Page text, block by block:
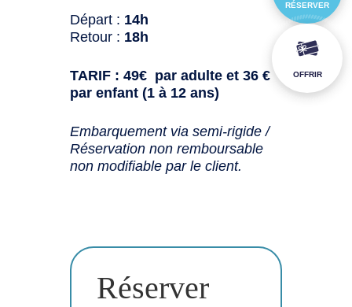
Départ : 14h
Retour : 18h
TARIF : 49€ par adulte et 36 €
par enfant (1 à 12 ans)
Embarquement via semi-rigide /
Réservation non remboursable
non modifiable par le client.
Réserver
RÉSERVER
OFFRIR